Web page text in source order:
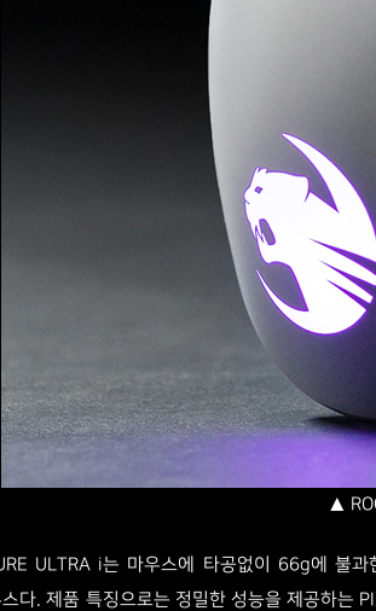
▲
ULTRA i는 마우스에 타공없이 66g에 불
다. 제품 특징으로는 정밀한 성능을 제공하는